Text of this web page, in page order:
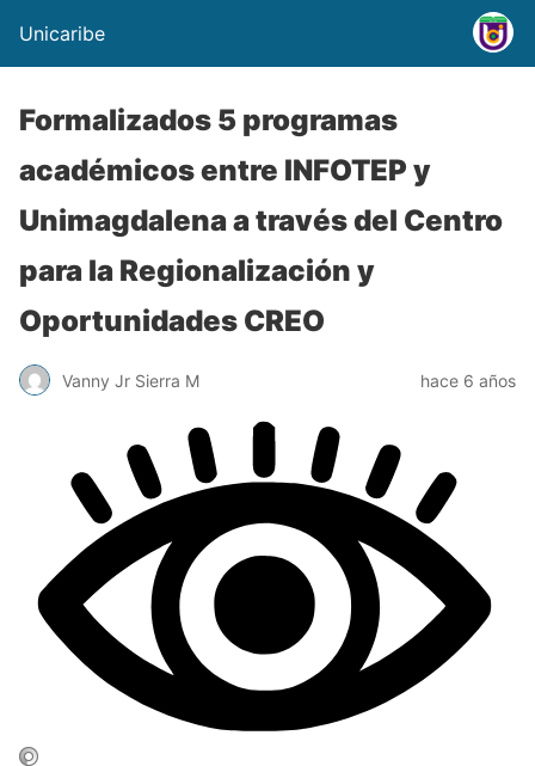
Unicaribe
Formalizados 5 programas
académicos entre INFOTEP y
Unimagdalena a través del Centro
para la Regionalización y
Oportunidades CREO
Vanny Jr Sierra M hace 6 años